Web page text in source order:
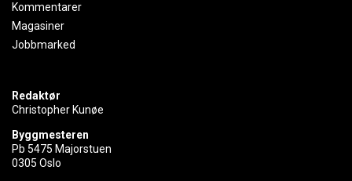
Kommentarer
Magasiner
Jobbmarked
Redaktør
Christopher Kunøe
Byggmesteren
Pb 5475 Majorstuen
0305 Oslo